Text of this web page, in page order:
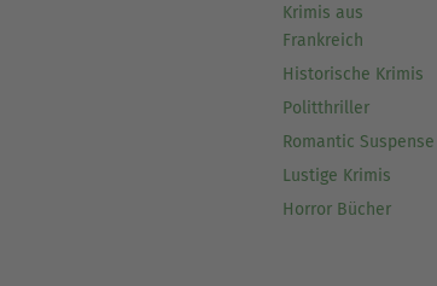
Krimis aus
Frankreich
Historische Krimis
Politthriller
Romantic Suspense
Lustige Krimis
Horror Bücher